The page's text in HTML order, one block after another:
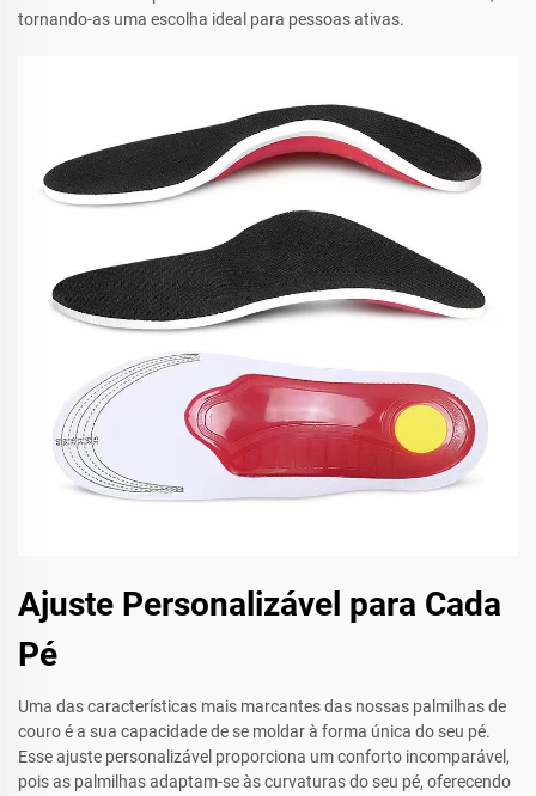
tornando-as uma escolha ideal para pessoas ativas.
Ajuste Personalizável para Cada
Pé
Uma das características mais marcantes das nossas palmilhas de
couro é a sua capacidade de se moldar à forma única do seu pé.
Esse ajuste personalizável proporciona um conforto incomparável,
pois as palmilhas adaptam-se às curvaturas do seu pé, oferecendo